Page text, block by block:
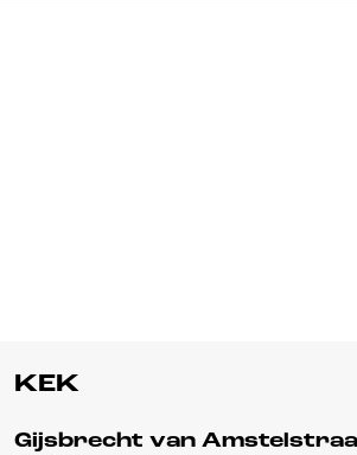
KEK
Gijsbrecht van